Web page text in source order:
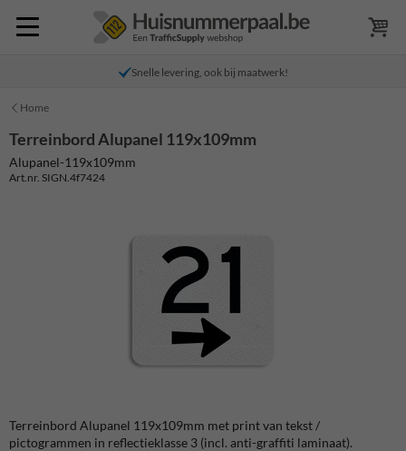
Snelle levering, ook bij maatwerk!
Home
Terreinbord Alupanel 119x109mm
Alupanel-119x109mm
Art.nr. SIGN.4f7424
Terreinbord Alupanel 119x109mm met print van tekst /
pictogrammen in reflectieklasse 3 (incl. anti-graffiti laminaat).